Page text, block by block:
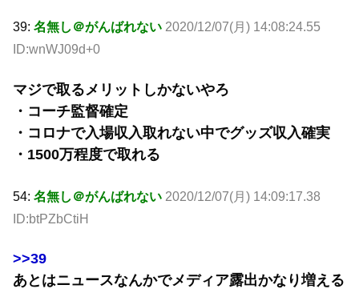
39: 名無し＠がんばれない 2020/12/07(月) 14:08:24.55
ID:wnWJ09d+0
マジで取るメリットしかないやろ
・コーチ監督確定
・コロナで入場収入取れない中でグッズ収入確実
・1500万程度で取れる
54: 名無し＠がんばれない 2020/12/07(月) 14:09:17.38
ID:btPZbCtiH
>>39
あとはニュースなんかでメディア露出かなり増える